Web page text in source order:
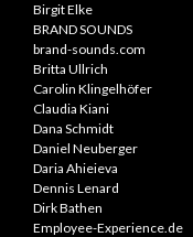
Birgit Elke
BRAND SOUNDS
brand-sounds.com
Britta Ullrich
Carolin Klingelhöfer
Claudia Kiani
Dana Schmidt
Daniel Neuberger
Daria Ahieieva
Dennis Lenard
Dirk Bathen
Employee-Experience.de